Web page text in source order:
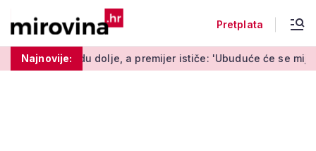
Pretplata
Najnovije:
a premijer ističe: 'Ubuduće će se mijenjati svaki tjedan'